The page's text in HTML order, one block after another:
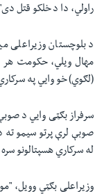
راولي، دا د خلکو قتل
د بلوچستان وزيراعلی
(لګوي) خو وایي په
صوبې لرې پرتو سيمو ته
له سرکاري هسپتالونو
وزیراعلی بګټي وویل،